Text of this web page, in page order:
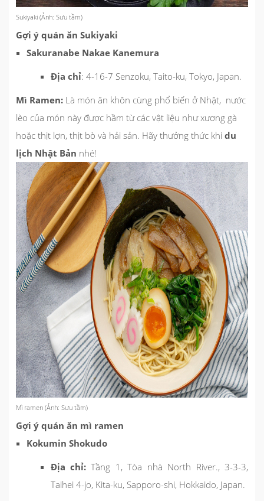
Sukiyaki (Ảnh: Sưu tầm)
Gợi ý quán ăn Sukiyaki
Sakuranabe Nakae Kanemura
Địa chỉ: 4-16-7 Senzoku, Taito-ku, Tokyo, Japan.
Mì Ramen: Là món ăn khôn cùng phổ biến ở Nhật, nước
lèo của món này được hầm từ các vật liệu như xương gà
hoặc thịt lợn, thịt bò và hải sản. Hãy thưởng thức khi du
lịch Nhật Bản nhé!
Mì ramen (Ảnh: Sưu tầm)
Gợi ý quán ăn mì ramen
Kokumin Shokudo
Địa chỉ: Tầng 1, Tòa nhà North River., 3-3-3,
Taihei 4-jo, Kita-ku, Sapporo-shi, Hokkaido, Japan.